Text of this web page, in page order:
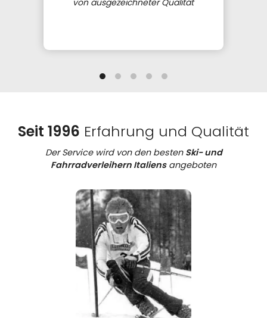
Seit 1996 Erfahrung und Qualität
Der Service wird von den besten Ski- und
Fahrradverleihern Italiensangeboten